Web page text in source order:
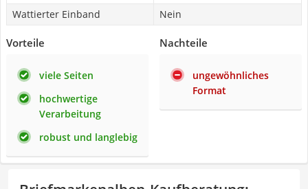
Wattierter Einband
Nein
Vorteile
viele Seiten
hochwertige
Verarbeitung
robust und langlebig
Nachteile
ungewöhnliches
Format